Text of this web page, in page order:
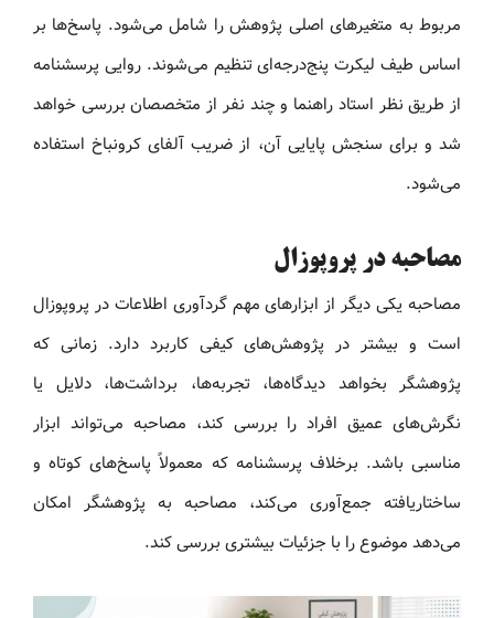
مربوط به متغیرهای اصلی پژوهش را شامل می‌شود. پاسخ‌ها بر
اساس طیف لیکرت پنج‌درجه‌ای تنظیم می‌شوند. روایی پرسشنامه
از طریق نظر استاد راهنما و چند نفر از متخصصان بررسی خواهد
شد و برای سنجش پایایی آن، از ضریب آلفای کرونباخ استفاده
می‌شود.
مصاحبه در پروپوزال
مصاحبه یکی دیگر از ابزارهای مهم گردآوری اطلاعات در پروپوزال
است و بیشتر در پژوهش‌های کیفی کاربرد دارد. زمانی که
پژوهشگر بخواهد دیدگاه‌ها، تجربه‌ها، برداشت‌ها، دلایل یا
نگرش‌های عمیق افراد را بررسی کند، مصاحبه می‌تواند ابزار
مناسبی باشد. برخلاف پرسشنامه که معمولاً پاسخ‌های کوتاه و
ساختاریافته جمع‌آوری می‌کند، مصاحبه به پژوهشگر امکان
می‌دهد موضوع را با جزئیات بیشتری بررسی کند.